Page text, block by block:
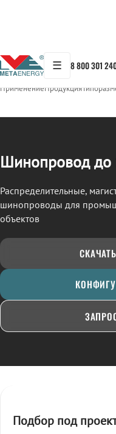
☰ 8 800 301
← Продукция/
ПрименениеПродукция
Шинопровод до
Распределительные,
шинопроводы для
объектов
Подбор под